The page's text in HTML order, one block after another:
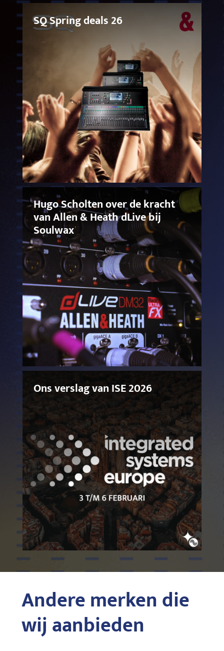
SQ Spring deals 26
Hugo Scholten over de kracht
van Allen & Heath dLive bij
Soulwax
Ons verslag van ISE 2026
Andere merken die
wij aanbieden